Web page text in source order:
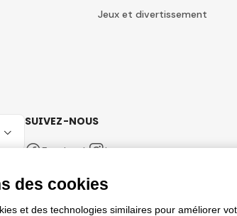
Jeux et divertissement
SUIVEZ-NOUS
Facebook Instagram